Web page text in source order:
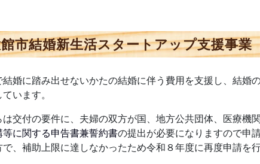
市結婚新生活スタートアップ支援事業
婚に踏み出せないかたの結婚に伴う費用を支援し、結婚
います。
交付の要件に、 夫婦の双方が国、地方公共団体、医療機
等に関する申告書兼誓約書の提出が必要になりますので申
、補助上限に達しなかったため令和８年度に再度申請を